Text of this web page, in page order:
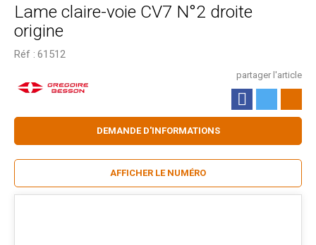
Lame claire-voie CV7 N°2 droite
origine
Réf : 61512
partager l'article
DEMANDE D'INFORMATIONS
AFFICHER LE NUMÉRO